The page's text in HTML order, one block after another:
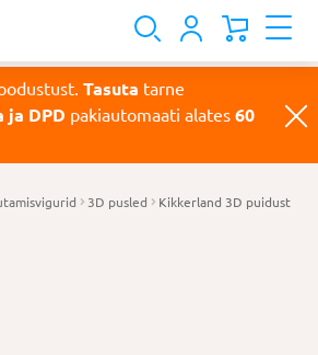
Tasuta tarne
ja DPD pakiautomaati alates 60
3D pusled
Kikkerland 3D puidust